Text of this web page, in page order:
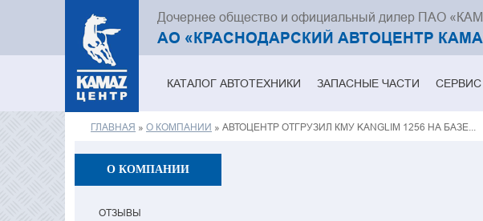
Дочернее общество и официальный дилер ПАО
АО «КРАСНОДАРСКИЙ АВТОЦЕНТР
КАТАЛОГ АВТОТЕХНИКИ ЗАПАСНЫЕ ЧАСТИ
Вы здесь
ГЛАВНАЯ » О КОМПАНИИ » АВТОЦЕНТР ОТГРУЗИЛ КМУ KANGLIM 1256 НА БАЗЕ...
О КОМПАНИИ
ОТЗЫВЫ